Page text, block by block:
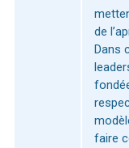
de
Dans
faire